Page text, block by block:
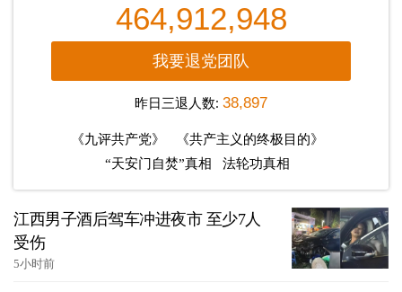
464,912,948
我要退党团队
昨日三退人数: 38,897
《九评共产党》
《共产主义的终极目的》
“天安门自焚”真相
法轮功真相
江西男子酒后驾车冲进夜市 至少7人
受伤
5小时前